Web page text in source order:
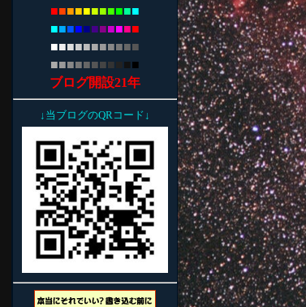
■■■■■■■■■■■
■■■■■■■■■■■
■■■■■■■■■■■
■■■■■■■■ ■■
ブログ開設21年
↓当ブログのQRコード↓